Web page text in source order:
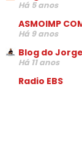
Há 5 anos
ASMOIMP
Há 9 anos
Blog do
Há 11 anos
Radio EBS